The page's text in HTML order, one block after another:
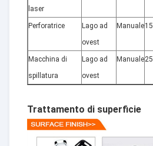
laser
Perforatrice
Lago ad
ovest
Manuale15
Macchina di
spillatura
Lago ad
ovest
Manuale25
Trattamento di superficie